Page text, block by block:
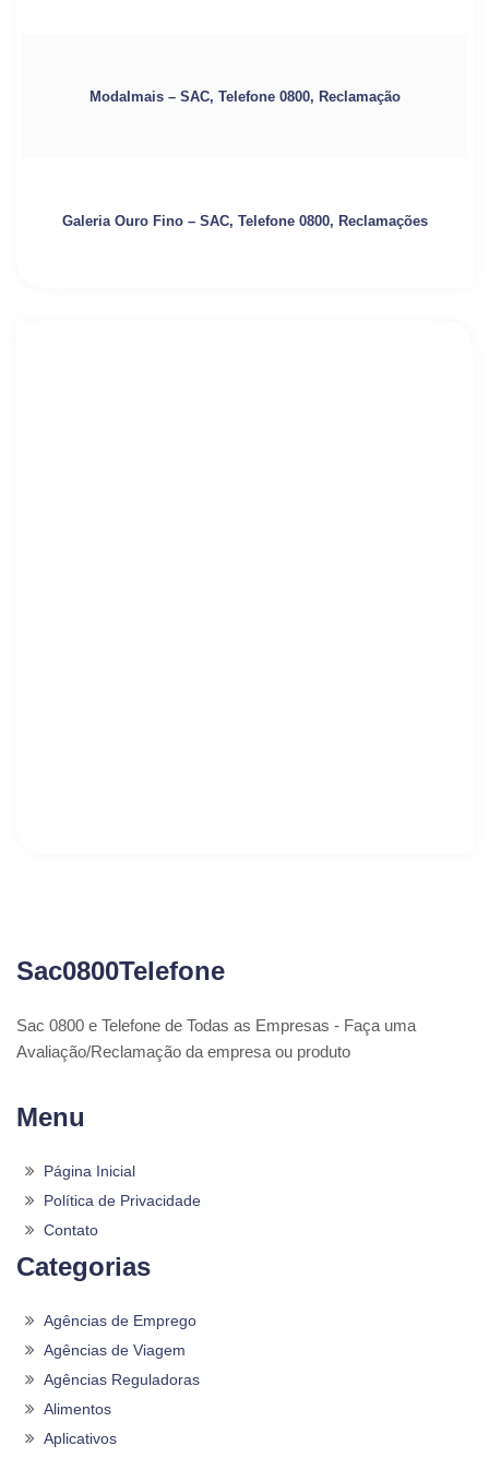
Modalmais – SAC, Telefone 0800, Reclamação
Galeria Ouro Fino – SAC, Telefone 0800, Reclamações
Sac0800Telefone
Sac 0800 e Telefone de Todas as Empresas - Faça uma
Avaliação/Reclamação da empresa ou produto
Menu
Página Inicial
Política de Privacidade
Contato
Categorias
Agências de Emprego
Agências de Viagem
Agências Reguladoras
Alimentos
Aplicativos